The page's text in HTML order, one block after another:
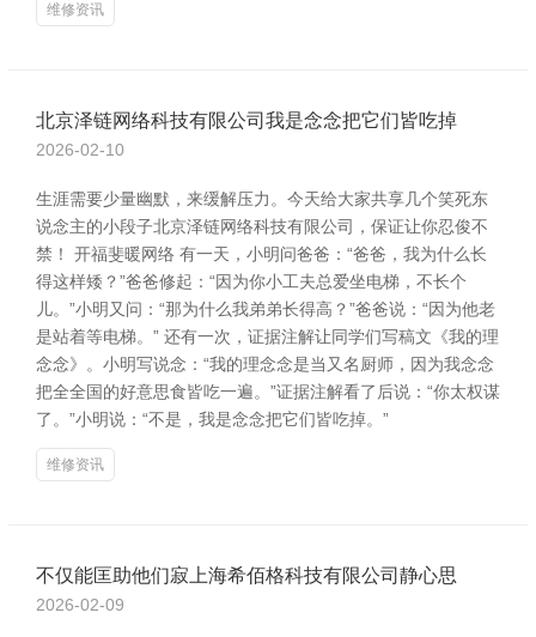
维修资讯
北京泽链网络科技有限公司我是念念把它们皆吃掉
2026-02-10
生涯需要少量幽默，来缓解压力。今天给大家共享几个笑死东
说念主的小段子北京泽链网络科技有限公司，保证让你忍俊不
禁！ 开福斐暖网络 有一天，小明问爸爸：“爸爸，我为什么长
得这样矮？”爸爸修起：“因为你小工夫总爱坐电梯，不长个
儿。”小明又问：“那为什么我弟弟长得高？”爸爸说：“因为他老
是站着等电梯。” 还有一次，证据注解让同学们写稿文《我的理
念念》。小明写说念：“我的理念念是当又名厨师，因为我念念
把全全国的好意思食皆吃一遍。”证据注解看了后说：“你太权谋
了。”小明说：“不是，我是念念把它们皆吃掉。”
维修资讯
不仅能匡助他们寂上海希佰格科技有限公司静心思
2026-02-09